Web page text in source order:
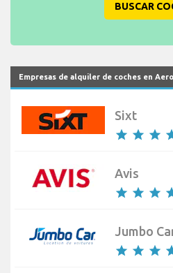
BUSCAR
Empresas de alquiler de coches en
Sixt
star star star
Avis
star star star
Jumbo
star star star